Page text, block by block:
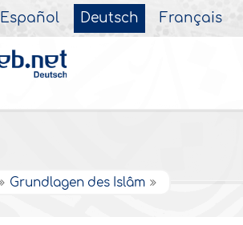
Español Deutsch Français
Grundlagen des Islâm